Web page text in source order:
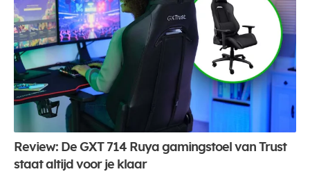
Review: De GXT 714 Ruya gamingstoel van Trust
staat altijd voor je klaar